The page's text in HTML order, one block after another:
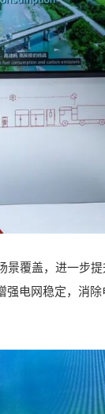
景覆盖，进一步
强电网稳定，消除